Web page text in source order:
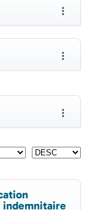
indemnitaire